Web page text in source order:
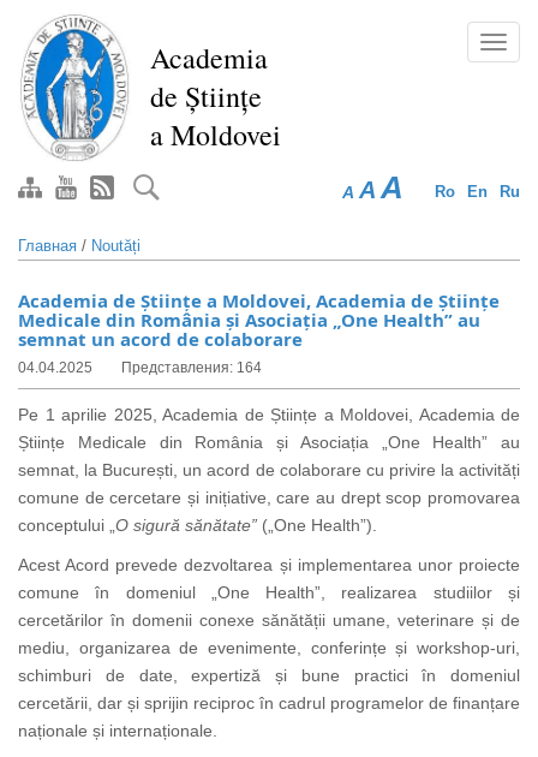
Перейти
основному
содержанию
Academia
de Științe
a Moldovei
Ro En Ru
A A A
Главная / Noutăți
Academia de Științe a Moldovei, Academia de Științe
Medicale din România și Asociația „One Health” au
semnat un acord de colaborare
04.04.2025 Представления: 164
Pe 1 aprilie 2025, Academia de Științe a Moldovei, Academia de
Științe Medicale din România și Asociația „One Health” au
semnat, la București, un acord de colaborare cu privire la activități
comune de cercetare și inițiative, care au drept scop promovarea
conceptului „ O sigură sănătate” („One Health”).
Acest Acord prevede dezvoltarea și implementarea unor proiecte
comune în domeniul „One Health”, realizarea studiilor și
cercetărilor în domenii conexe sănătății umane, veterinare și de
mediu, organizarea de evenimente, conferințe și workshop-uri,
schimburi de date, expertiză și bune practici în domeniul
cercetării, dar și sprijin reciproc în cadrul programelor de finanțare
naționale și internaționale.